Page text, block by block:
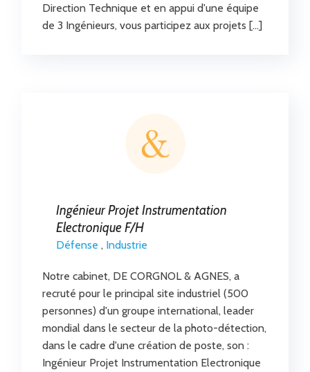
Direction Technique et en appui d'une équipe
de 3 Ingénieurs, vous participez aux projets […]
Ingénieur Projet Instrumentation
Electronique F/H
Défense , Industrie
Notre cabinet, DE CORGNOL & AGNES, a
recruté pour le principal site industriel (500
personnes) d'un groupe international, leader
mondial dans le secteur de la photo-détection,
dans le cadre d'une création de poste, son :
Ingénieur Projet Instrumentation Electronique